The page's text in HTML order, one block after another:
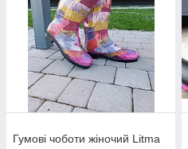
Гумові чоботи жіночий Litma